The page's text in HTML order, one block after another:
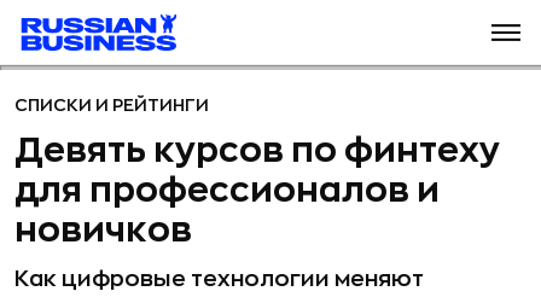
СПИСКИ И РЕЙТИНГИ
Девять курсов по финтеху
для профессионалов и
новичков
Как цифровые технологии меняют